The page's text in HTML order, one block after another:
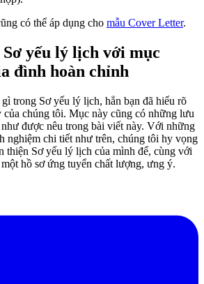
có thể áp dụng cho mẫu Cover Letter.
yếu lý lịch với mục
đình hoàn chỉnh
trong Sơ yếu lý lịch, hẳn bạn đã hiểu rõ
của chúng tôi. Mục này cũng có những lưu
được nêu trong bài viết này. Với những
nghiệm chi tiết như trên, chúng tôi hy vọng
thiện Sơ yếu lý lịch của mình để, cùng với
hồ sơ ứng tuyển chất lượng, ưng ý.